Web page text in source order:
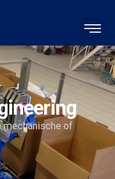
mechanische of